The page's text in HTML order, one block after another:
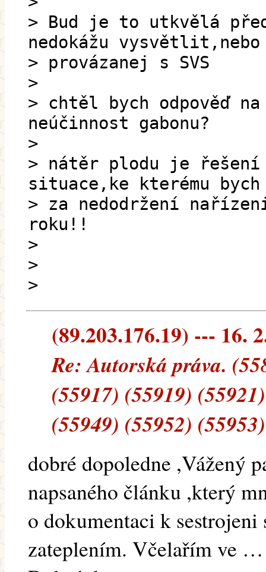
> Bud je to utkvělá
nedokážu
> provázanej s SVS
>
> chtěl bych odpověď
neúčinnost gabonu?
>
> nátěr plodu je
situace,ke kterému
> za nedodržení
roku!!
>
>
>
(89.203.176.19) --- 16.
Re: Autorská práva.
(55917) (55919)
(55949) (55952)
dobré dopoledne ,Vážený
napsaného článku ,který
o dokumentaci k sestrojeni
zateplením. Včelařím